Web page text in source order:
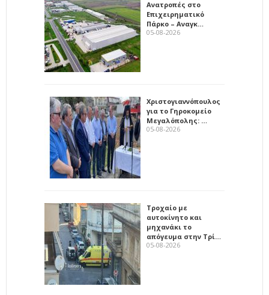
Ανατροπές στο
Επιχειρηματικό
Πάρκο – Αναγκ…
05-08-2026
Χριστογιαννόπουλος
για το Γηροκομείο
Μεγαλόπολης: …
05-08-2026
Τροχαίο με
αυτοκίνητο και
μηχανάκι το
απόγευμα στην Τρί…
05-08-2026